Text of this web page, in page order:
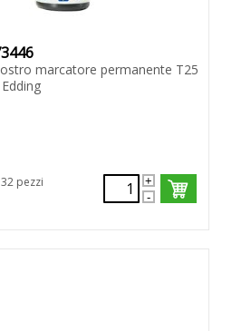
marcatore permanente T25
pezzi